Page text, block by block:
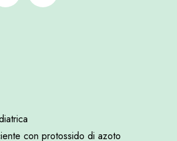
con protossido di azoto